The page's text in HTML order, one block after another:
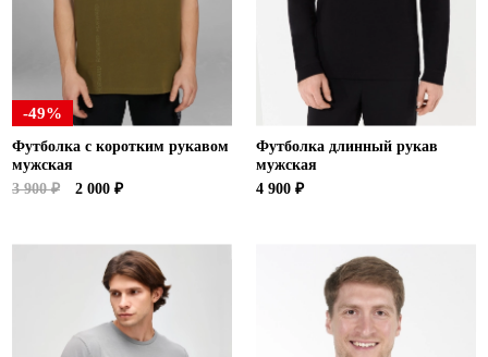
-49%
Футболка с коротким рукавом
мужская
3 900 ₽
2 000 ₽
Футболка длинный рукав
мужская
4 900 ₽